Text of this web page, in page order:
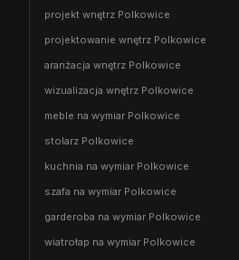
projekt wnętrz Polkowice
projektowanie wnętrz Polkowice
aranżacja wnętrz Polkowice
wizualizacja wnętrz Polkowice
meble na wymiar Polkowice
stolarz Polkowice
kuchnia na wymiar Polkowice
szafa na wymiar Polkowice
garderoba na wymiar Polkowice
wiatrołap na wymiar Polkowice